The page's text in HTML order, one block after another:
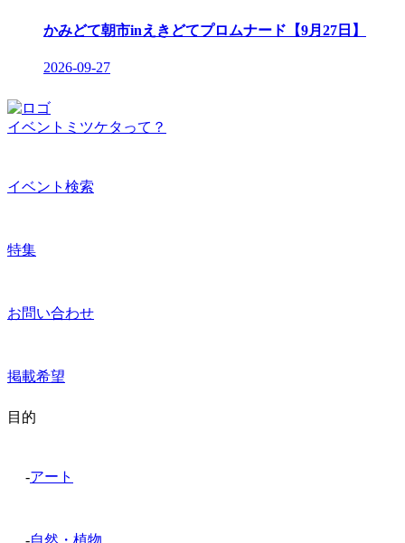
かみどて朝市inえきどてプロムナード【9月27日】
2026-09-27
イベントミツケタって？
イベント検索
特集
お問い合わせ
掲載希望
目的
-アート
-自然・植物